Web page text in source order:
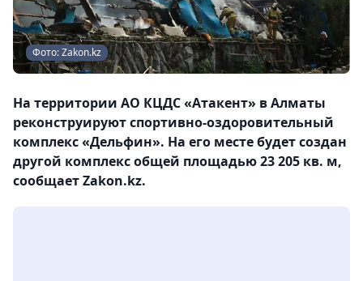
Фото: Zakon.kz
На территории АО КЦДС «Атакент» в Алматы
реконструируют спортивно-оздоровительный
комплекс «Дельфин». На его месте будет создан
другой комплекс общей площадью 23 205 кв. м,
сообщает Zakon.kz.